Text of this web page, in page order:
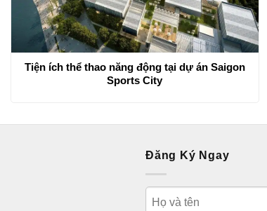
Tiện ích thể thao năng động tại dự án Saigon
Sports City
Đăng Ký Ngay